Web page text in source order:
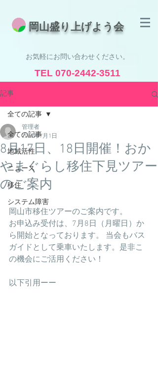
​岡山盛り上げよう会
お気軽にお問い合わせください。
TEL 070-2442-3511
記事
全ての記事
地域活性
ニュース
移住
システム障害
全ての記事
8月17日、18日開催！おか
やまぐらし移住下見ツアー
のご案内
管理者
2019年7月1日
岡山市移住ツアーのご案内です。
お申込み受付は、7月8日（月曜日）か
ら開始となっております。 当会もバス
ガイドとして乗車いたします。是非こ
の機会にご活用ください！
以下引用ーー